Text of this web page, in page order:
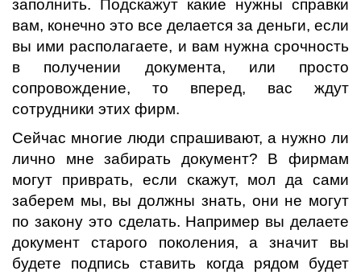
заполнить. Подскажут какие нужны справки
вам, конечно это все делается за деньги, если
вы ими располагаете, и вам нужна срочность
в получении документа, или просто
сопровождение, то вперед, вас ждут
сотрудники этих фирм.
Сейчас многие люди спрашивают, а нужно ли
лично мне забирать документ? В фирмам
могут приврать, если скажут, мол да сами
заберем мы, вы должны знать, они не могут
по закону это сделать. Например вы делаете
документ старого поколения, а значит вы
будете подпись ставить когда рядом будет